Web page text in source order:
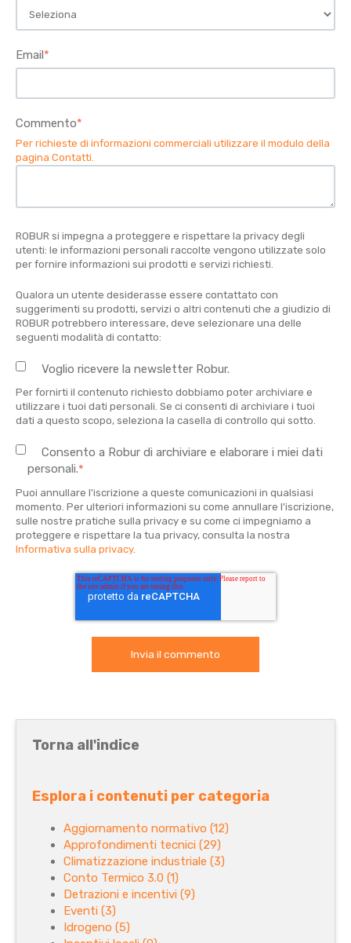
Email*
Commento*
Per richieste di informazioni commerciali utilizzare il modulo della
pagina Contatti
ROBUR si impegna a proteggere e rispettare la privacy degli
utenti: le informazioni personali raccolte vengono utilizzate solo
per fornire informazioni sui prodotti e servizi richiesti.
Qualora un utente desiderasse essere contattato con
suggerimenti su prodotti, servizi o altri contenuti che a giudizio di
ROBUR potrebbero interessare, deve selezionare una delle
seguenti modalità di contatto:
Voglio ricevere la newsletter Robur.
Per fornirti il contenuto richiesto dobbiamo poter archiviare e
utilizzare i tuoi dati personali. Se ci consenti di archiviare i tuoi
dati a questo scopo, seleziona la casella di controllo qui sotto.
Consento a Robur di archiviare e elaborare i miei dati
personali.*
Puoi annullare l'iscrizione a queste comunicazioni in qualsiasi
momento. Per ulteriori informazioni su come annullare l'iscrizione,
sulle nostre pratiche sulla privacy e su come ci impegniamo a
proteggere e rispettare la tua privacy, consulta la nostra
Informativa sulla privacy.
Torna all'indice
Esplora i contenuti per categoria
Aggiornamento normativo (12)
Approfondimenti tecnici (29)
Climatizzazione industriale (3)
Conto Termico 3.0 (1)
Detrazioni e incentivi (9)
Eventi (3)
Idrogeno (5)